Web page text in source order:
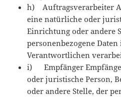
h) Auftragsverarbeiter
eine natürliche oder
Einrichtung oder andere
personenbezogene
Verantwortlichen
i) Empfänger
oder juristische Person,
oder andere Stelle, der